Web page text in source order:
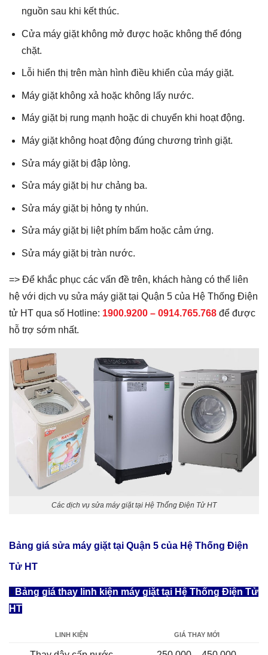
nguồn sau khi kết thúc.
Cửa máy giặt không mở được hoặc không thể đóng
chặt.
Lỗi hiển thị trên màn hình điều khiển của máy giặt.
Máy giặt không xả hoặc không lấy nước.
Máy giặt bị rung mạnh hoặc di chuyển khi hoạt động.
Máy giặt không hoạt động đúng chương trình giặt.
Sửa máy giặt bị đập lòng.
Sửa máy giặt bị hư chảng ba.
Sửa máy giặt bị hỏng ty nhún.
Sửa máy giặt bị liệt phím bấm hoặc cảm ứng.
Sửa máy giặt bị tràn nước.
=> Để khắc phục các vấn đề trên, khách hàng có thể liên
hệ với dịch vụ sửa máy giặt tại Quận 5 của Hệ Thống Điện
tử HT qua số Hotline: 1900.9200 – 0914.765.768 để được
hỗ trợ sớm nhất.
Các dịch vụ sửa máy giặt tại Hệ Thống Điện Tử HT
Bảng giá sửa máy giặt tại Quận 5 của Hệ Thống Điện
Tử HT
Bảng giá thay linh kiện máy giặt tại Hệ Thống Điện Tử
HT
LINH KIỆN GIÁ THAY MỚI